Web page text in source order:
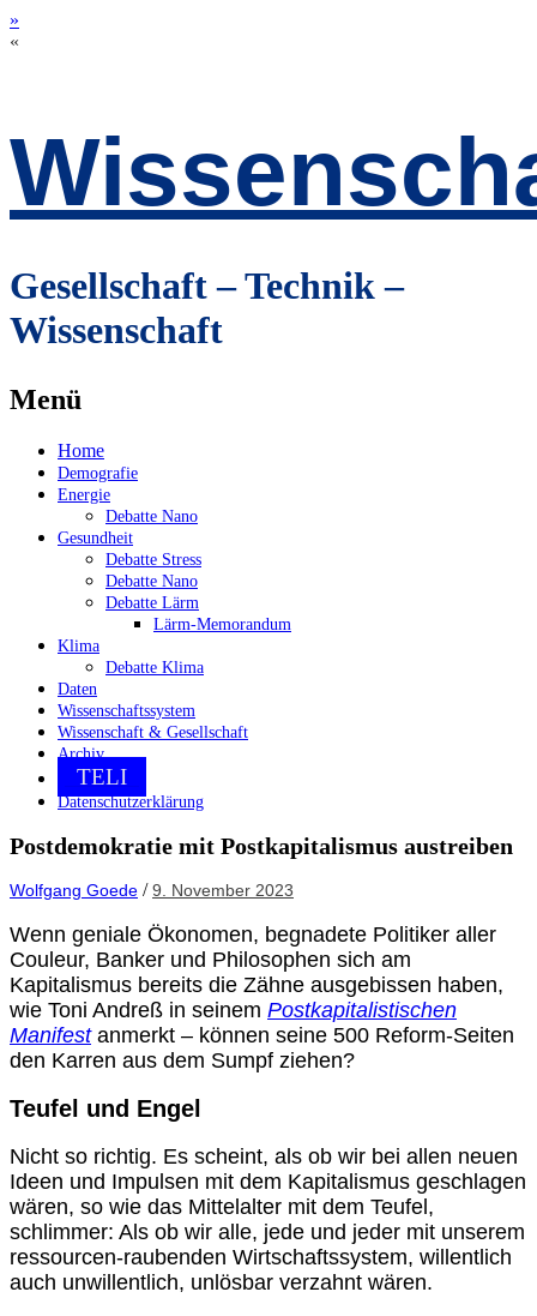
»
«
Gesellschaft – Technik –
Wissenschaft
Menü
Zum
Inhalt
springen
Home
Demografie
Energie
Debatte Nano
Gesundheit
Debatte Stress
Debatte Nano
Debatte Lärm
Lärm-Memorandum
Klima
Debatte Klima
Daten
Wissenschaftssystem
Wissenschaft & Gesellschaft
Archiv
TELI
Datenschutzerklärung
Postdemokratie mit Postkapitalismus austreiben
Wolfgang Goede /9. November 2023
Wenn geniale Ökonomen, begnadete Politiker aller
Couleur, Banker und Philosophen sich am
Kapitalismus bereits die Zähne ausgebissen haben,
wie Toni Andreß in seinem Postkapitalistischen
Manifestanmerkt – können seine 500 Reform-Seiten
den Karren aus dem Sumpf ziehen?
Teufel und Engel
Nicht so richtig. Es scheint, als ob wir bei allen neuen
Ideen und Impulsen mit dem Kapitalismus geschlagen
wären, so wie das Mittelalter mit dem Teufel,
schlimmer: Als ob wir alle, jede und jeder mit unserem
ressourcen-raubenden Wirtschaftssystem, willentlich
auch unwillentlich, unlösbar verzahnt wären.